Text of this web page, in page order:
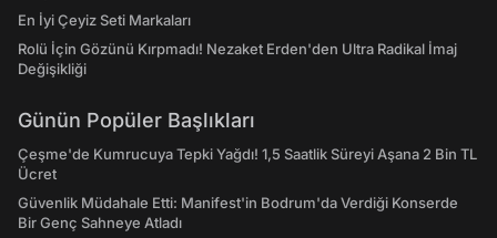
En İyi Çeyiz Seti Markaları
Rolü İçin Gözünü Kırpmadı! Nezaket Erden'den Ultra Radikal İmaj
Değişikliği
Günün Popüler Başlıkları
Çeşme'de Kumrucuya Tepki Yağdı! 1,5 Saatlik Süreyi Aşana 2 Bin TL
Ücret
Güvenlik Müdahale Etti: Manifest'in Bodrum'da Verdiği Konserde
Bir Genç Sahneye Atladı